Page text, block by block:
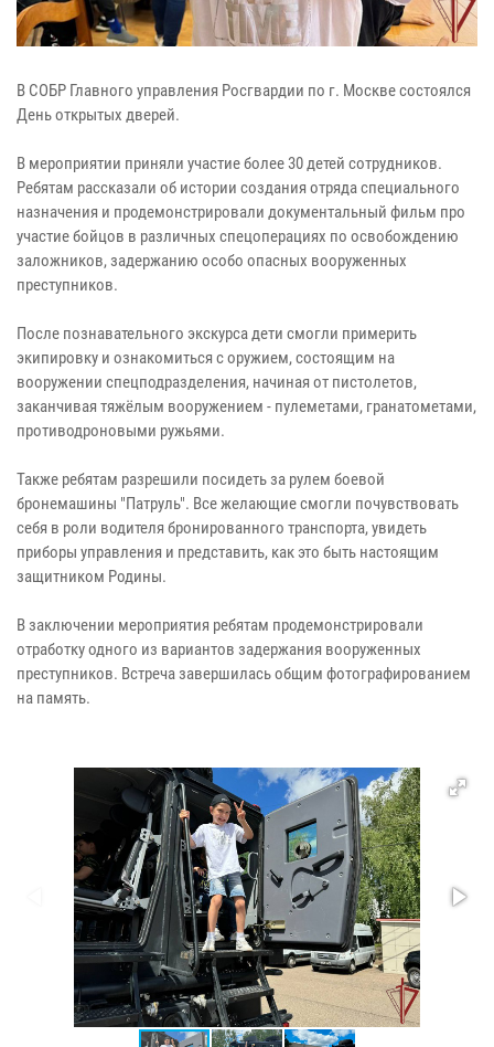
В СОБР Главного управления Росгвардии по г. Москве состоялся
День открытых дверей.
В мероприятии приняли участие более 30 детей сотрудников.
Ребятам рассказали об истории создания отряда специального
назначения и продемонстрировали документальный фильм про
участие бойцов в различных спецоперациях по освобождению
заложников, задержанию особо опасных вооруженных
преступников.
После познавательного экскурса дети смогли примерить
экипировку и ознакомиться с оружием, состоящим на
вооружении спецподразделения, начиная от пистолетов,
заканчивая тяжёлым вооружением - пулеметами, гранатометами,
противодроновыми ружьями.
Также ребятам разрешили посидеть за рулем боевой
бронемашины "Патруль". Все желающие смогли почувствовать
себя в роли водителя бронированного транспорта, увидеть
приборы управления и представить, как это быть настоящим
защитником Родины.
В заключении мероприятия ребятам продемонстрировали
отработку одного из вариантов задержания вооруженных
преступников. Встреча завершилась общим фотографированием
на память.